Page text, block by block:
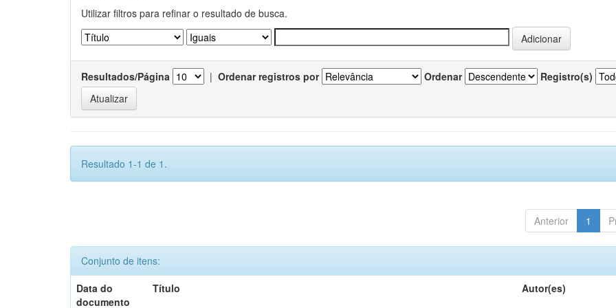
Utilizar filtros para refinar o resultado de busca.
Resultados/Página | Ordenar registros por Ordenar Registro(s)
Resultado 1-1 de 1.
Anterior 1
Conjunto de itens:
Data do
documento
Título Autor(es)